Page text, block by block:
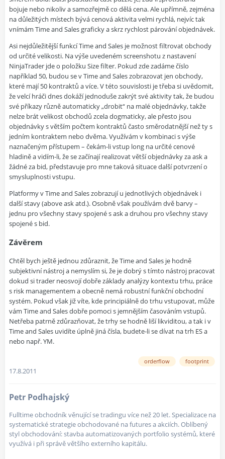
bojuje nebo nikoliv a samozřejmě co dělá cena. Ale upřímně, zejména
na důležitých místech bývá cenová aktivita velmi rychlá, nejvíc tak
vnímám Time and Sales graficky a skrz rychlost párování objednávek.
Asi nejdůležitější funkcí Time and Sales je možnost filtrovat obchody
od určité velikosti. Na výše uvedeném screenshotu z nastavení
NinjaTrader jde o položku Size filter. Pokud zde zadáme číslo
například 50, budou se v Time and Sales zobrazovat jen obchody,
které mají 50 kontraktů a více. V této souvislosti je třeba si uvědomit,
že velcí hráči dnes dokáží jednoduše zakrýt své aktivity tak, že budou
své příkazy různě automaticky „drobit“ na malé objednávky, takže
nelze brát velikost obchodů zcela dogmaticky, ale přesto jsou
objednávky s větším počtem kontraktů často směrodatnější než ty s
jedním kontraktem nebo dvěma. Využívám v kombinaci s výše
naznačeným přístupem – čekám-li vstup long na určité cenové
hladině a vidím-li, že se začínají realizovat větší objednávky za ask a
žádné za bid, představuje pro mne taková situace další potvrzení o
smysluplnosti vstupu.
Platformy v Time and Sales zobrazují u jednotlivých objednávek i
další stavy (above ask atd.). Osobně však používám dvě barvy –
jednu pro všechny stavy spojené s ask a druhou pro všechny stavy
spojené s bid.
Závěrem
Chtěl bych ještě jednou zdůraznit, že Time and Sales je hodně
subjektivní nástroj a nemyslím si, že je dobrý s tímto nástroj pracovat
dokud si trader neosvojí dobře základy analýzy kontextu trhu, práce
s risk managementem a obecně nemá robustní funkční obchodní
systém. Pokud však již víte, kde principiálně do trhu vstupovat, může
vám Time and Sales dobře pomoci s jemnějším časováním vstupů.
Netřeba patrně zdůrazňovat, že trhy se hodně liší likviditou, a tak i v
Time and Sales uvidíte úplně jiná čísla, budete-li se dívat na trh ES a
nebo např. YM.
orderflow footprint
17.8.2011
Petr Podhajský
Fulltime obchodník věnující se tradingu více než 20 let. Specializace na
systematické strategie obchodované na futures a akciích. Oblíbený
styl obchodování: stavba automatizovaných portfolio systémů, které
využívá i při správě většího externího kapitálu.